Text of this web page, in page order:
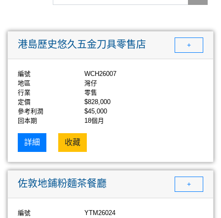
港島歷史悠久五金刀具零售店 +
編號
WCH26007
地區
灣仔
行業
零售
定價
$828,000
參考利潤
$45,000
回本期
18個月
詳細 收藏
佐敦地鋪粉麵茶餐廳 +
編號
YTM26024